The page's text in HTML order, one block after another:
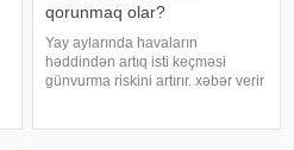
qorunmaq olar?
Yay aylarında havaların
həddindən artıq isti keçməsi
günvurma riskini artırır. xəbər verir